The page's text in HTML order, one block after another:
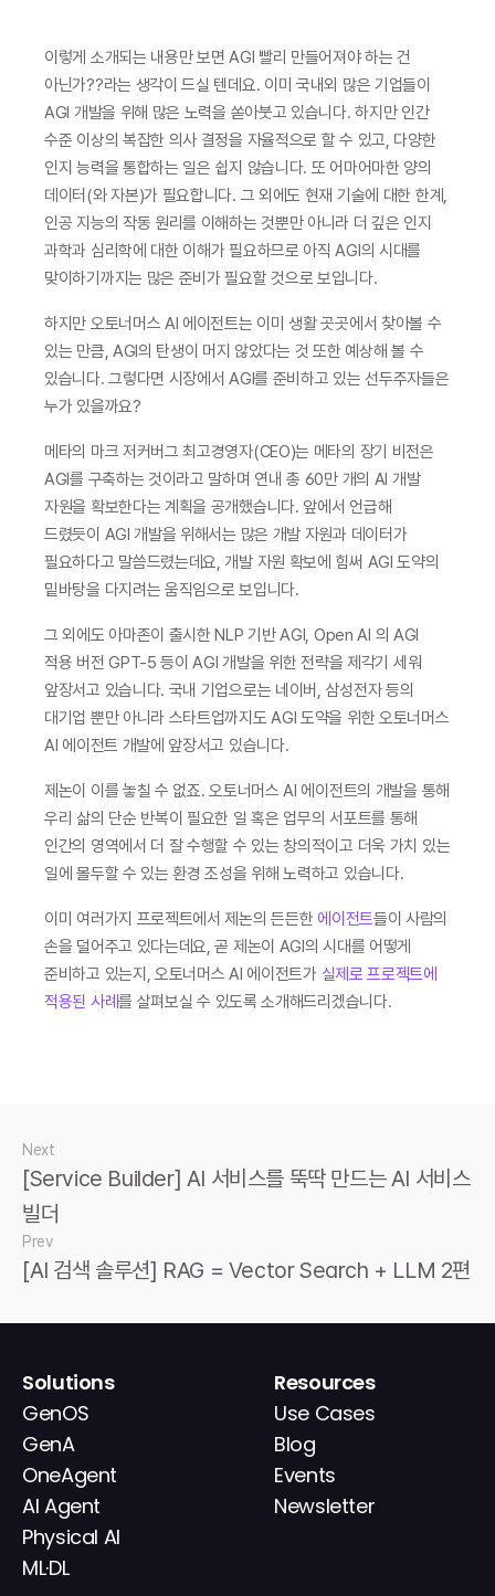
범인공지능 AGI의 현황
이렇게 소개되는 내용만 보면 AGI 빨리 만들어져야 하는 건
아닌가??라는 생각이 드실 텐데요. 이미 국내외 많은 기업들이
AGI 개발을 위해 많은 노력을 쏟아붓고 있습니다. 하지만 인간
수준 이상의 복잡한 의사 결정을 자율적으로 할 수 있고, 다양한
인지 능력을 통합하는 일은 쉽지 않습니다. 또 어마어마한 양의
데이터(와 자본)가 필요합니다. 그 외에도 현재 기술에 대한 한계,
인공 지능의 작동 원리를 이해하는 것뿐만 아니라 더 깊은 인지
과학과 심리학에 대한 이해가 필요하므로 아직 AGI의 시대를
맞이하기까지는 많은 준비가 필요할 것으로 보입니다.
하지만 오토너머스 AI 에이전트는 이미 생활 곳곳에서 찾아볼 수
있는 만큼, AGI의 탄생이 머지 않았다는 것 또한 예상해 볼 수
있습니다. 그렇다면 시장에서 AGI를 준비하고 있는 선두주자들은
누가 있을까요?
메타의 마크 저커버그 최고경영자(CEO)는 메타의 장기 비전은
AGI를 구축하는 것이라고 말하며 연내 총 60만 개의 AI 개발
자원을 확보한다는 계획을 공개했습니다. 앞에서 언급해
드렸듯이 AGI 개발을 위해서는 많은 개발 자원과 데이터가
필요하다고 말씀드렸는데요, 개발 자원 확보에 힘써 AGI 도약의
밑바탕을 다지려는 움직임으로 보입니다.
그 외에도 아마존이 출시한 NLP 기반 AGI, Open AI 의 AGI
적용 버전 GPT-5 등이 AGI 개발을 위한 전략을 제각기 세워
앞장서고 있습니다. 국내 기업으로는 네이버, 삼성전자 등의
대기업 뿐만 아니라 스타트업까지도 AGI 도약을 위한 오토너머스
AI 에이전트 개발에 앞장서고 있습니다.
제논이 이를 놓칠 수 없죠. 오토너머스 AI 에이전트의 개발을 통해
우리 삶의 단순 반복이 필요한 일 혹은 업무의 서포트를 통해
인간의 영역에서 더 잘 수행할 수 있는 창의적이고 더욱 가치 있는
일에 몰두할 수 있는 환경 조성을 위해 노력하고 있습니다.
이미 여러가지 프로젝트에서 제논의 든든한 에이전트들이 사람의
손을 덜어주고 있다는데요, 곧 제논이 AGI의 시대를 어떻게
준비하고 있는지, 오토너머스 AI 에이전트가 실제로 프로젝트에
적용된 사례를 살펴보실 수 있도록 소개해드리겠습니다.
Next
[Service Builder] AI 서비스를 뚝딱 만드는 AI 서비스
빌더
Prev
[AI 검색 솔루션] RAG = Vector Search + LLM 2편
Solutions
GenOS
GenA
OneAgent
AI Agent
Physical AI
ML·DL
Resources
Use Cases
Blog
Events
Newsletter